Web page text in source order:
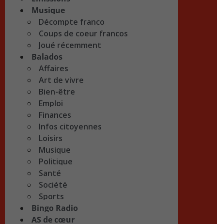
Musique
Décompte franco
Coups de coeur francos
Joué récemment
Balados
Affaires
Art de vivre
Bien-être
Emploi
Finances
Infos citoyennes
Loisirs
Musique
Politique
Santé
Société
Sports
Bingo Radio
AS de cœur